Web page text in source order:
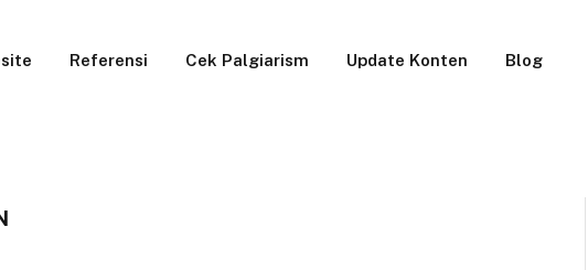
Referensi Cek Palgiarism Update Konten Blog